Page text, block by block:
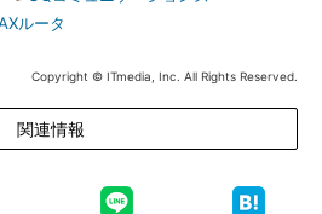
ルータ
Copyright © ITmedia, Inc. All Rights Reserved.
関連情報